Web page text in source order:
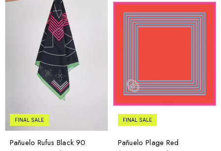
FINAL SALE
Pañuelo Rufus Black 90
FINAL SALE
Pañuelo Plage Red